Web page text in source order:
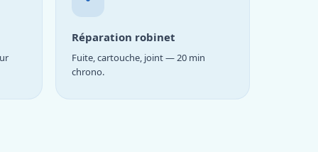
Réparation robinet
Fuite, cartouche, joint — 20 min
chrono.